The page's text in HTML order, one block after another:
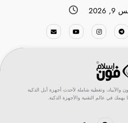
وتغطية شاملة لأحدث أجهزة أبل الذكية
يهمك في عالم التقنية والأجهزة الذكية.